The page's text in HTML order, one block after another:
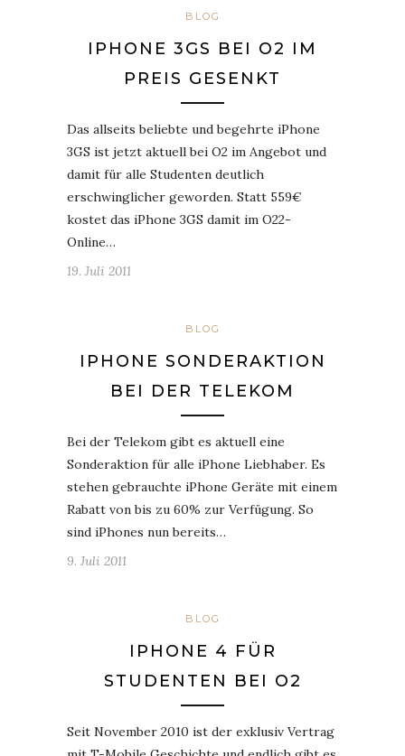
BLOG
IPHONE 3GS BEI O2 IM
PREIS GESENKT
Das allseits beliebte und begehrte iPhone
3GS ist jetzt aktuell bei O2 im Angebot und
damit für alle Studenten deutlich
erschwinglicher geworden. Statt 559€
kostet das iPhone 3GS damit im O22-
Online…
19. Juli 2011
BLOG
IPHONE SONDERAKTION
BEI DER TELEKOM
Bei der Telekom gibt es aktuell eine
Sonderaktion für alle iPhone Liebhaber. Es
stehen gebrauchte iPhone Geräte mit einem
Rabatt von bis zu 60% zur Verfügung. So
sind iPhones nun bereits…
9. Juli 2011
BLOG
IPHONE 4 FÜR
STUDENTEN BEI O2
Seit November 2010 ist der exklusiv Vertrag